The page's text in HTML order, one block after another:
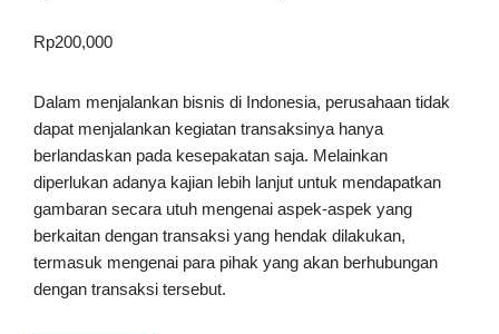
Rp200,000
Dalam menjalankan bisnis di Indonesia, perusahaan tidak
dapat menjalankan kegiatan transaksinya hanya
berlandaskan pada kesepakatan saja. Melainkan
diperlukan adanya kajian lebih lanjut untuk mendapatkan
gambaran secara utuh mengenai aspek-aspek yang
berkaitan dengan transaksi yang hendak dilakukan,
termasuk mengenai para pihak yang akan berhubungan
dengan transaksi tersebut.